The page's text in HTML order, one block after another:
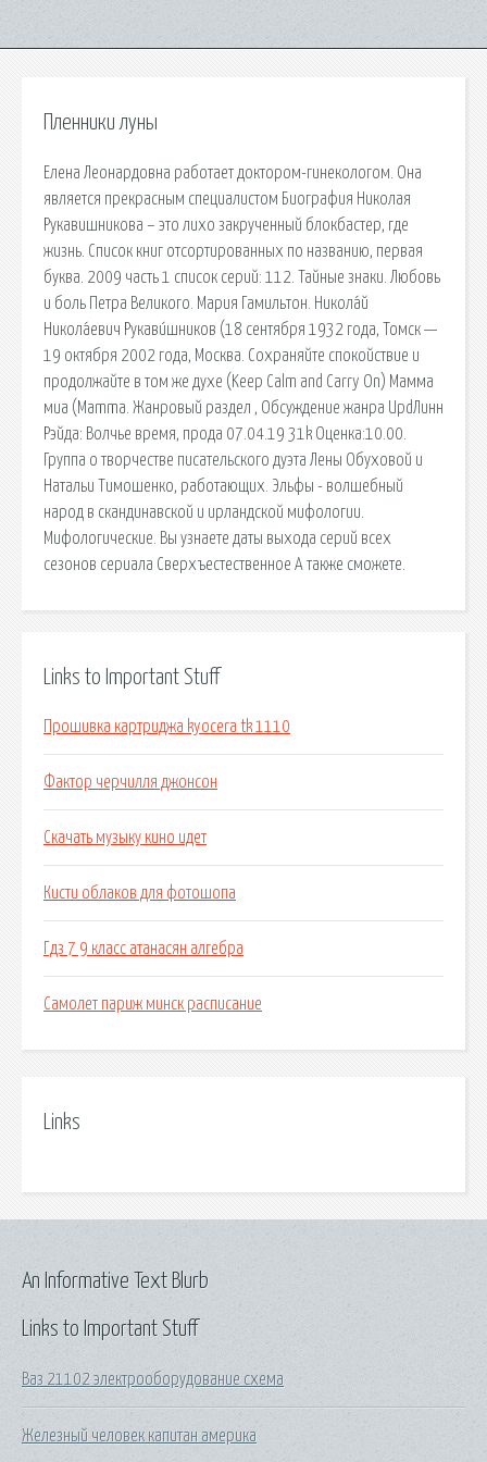
Пленники луны
Елена Леонардовна работает доктором-гинекологом. Она
является прекрасным специалистом Биография Николая
Рукавишникова – это лихо закрученный блокбастер, где
жизнь. Список книг отсортированных по названию, первая
буква. 2009 часть 1 cписок серий: 112. Тайные знаки. Любовь
и боль Петра Великого. Мария Гамильтон. Никола́й
Никола́евич Рукави́шников (18 сентября 1932 года, Томск —
19 октября 2002 года, Москва. Сохраняйте спокойствие и
продолжайте в том же духе (Keep Calm and Carry On) Мамма
миа (Mamma. Жанровый раздел , Обсуждение жанра UpdЛинн
Рэйда: Волчье время, прода 07.04.19 31k Оценка:10.00.
Группа о творчестве писательского дуэта Лены Обуховой и
Натальи Тимошенко, работающих. Эльфы - волшебный
народ в скандинавской и ирландской мифологии.
Мифологические. Вы узнаете даты выхода серий всех
сезонов сериала Сверхъестественное А также сможете.
Links to Important Stuff
Прошивка картриджа kyocera tk 1110
Фактор черчилля джонсон
Скачать музыку кино идет
Кисти облаков для фотошопа
Гдз 7 9 класс атанасян алгебра
Самолет париж минск расписание
Links
Links to Important Stuff
Ваз 21102 электрооборудование схема
Железный человек капитан америка
An Informative Text Blurb